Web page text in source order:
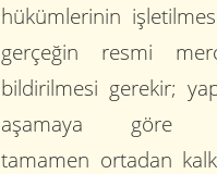
hükümlerinin
gerçeğin resmi
bildirilmesi gerekir;
aşamaya göre
tamamen ortadan